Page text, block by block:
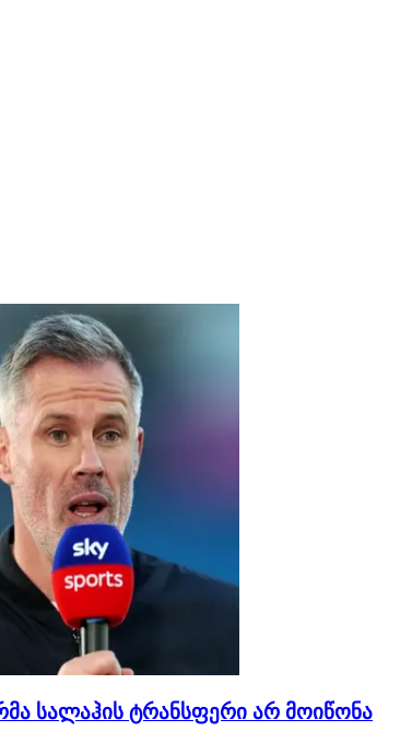
სალაჰის ტრანსფერი არ მოიწონა